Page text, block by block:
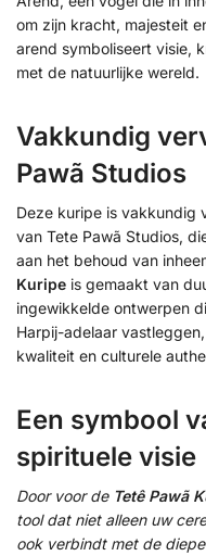
om zijn kracht, majesteit
arend symboliseert visie,
met de natuurlijke wereld.
Vakkundig
Pawã Studios
Deze kuripe is vakkundig
van Tete Pawã Studios,
aan het behoud van
Kuripe is gemaakt van
ingewikkelde ontwerpen
Harpij-adelaar
kwaliteit en culturele
Een symbool
spirituele visie
Door voor de Tetê Pawã
tool dat niet alleen uw
ook verbindt met de